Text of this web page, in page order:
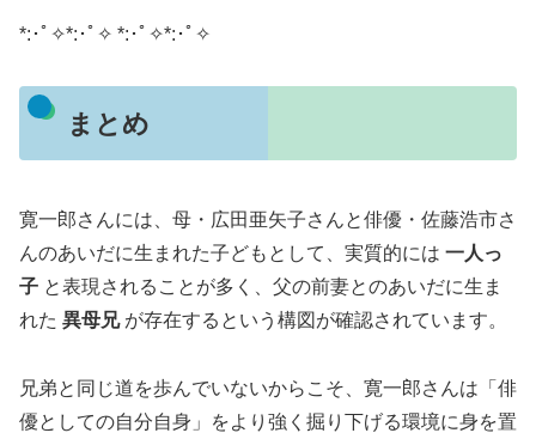
*:･ﾟ✧*:･ﾟ✧ *:･ﾟ✧*:･ﾟ✧
まとめ
寛一郎さんには、母・広田亜矢子さんと俳優・佐藤浩市さ
んのあいだに生まれた子どもとして、実質的には 一人っ
子 と表現されることが多く、父の前妻とのあいだに生ま
れた 異母兄が存在するという構図が確認されています。
兄弟と同じ道を歩んでいないからこそ、寛一郎さんは「俳
優としての自分自身」をより強く掘り下げる環境に身を置